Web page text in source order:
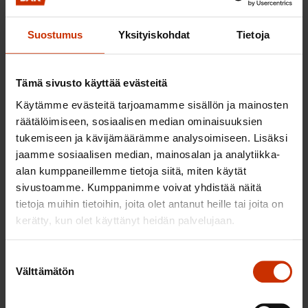
Suostumus Yksityiskohdat Tietoja
Tämä sivusto käyttää evästeitä
Käytämme evästeitä tarjoamamme sisällön ja mainosten
räätälöimiseen, sosiaalisen median ominaisuuksien
tukemiseen ja kävijämäärämme analysoimiseen. Lisäksi
jaamme sosiaalisen median, mainosalan ja analytiikka-
alan kumppaneillemme tietoja siitä, miten käytät
sivustoamme. Kumppanimme voivat yhdistää näitä
tietoja muihin tietoihin, joita olet antanut heille tai joita on
kerätty, kun olet käyttänyt heidän palvelujaan.
valinta
Välttämätön
miljoonaa euroa per yksi sentti litralta. Esimerkiksi
kymmenen sentin polttoaineen hinnan korotuksen
400 miljoonaa euroa.
Liikenteen ohjaustoimien kustannuksia tulisi peilata
niihin kustannuksiin, jotka realisoituvat, jos emme
saavuta asetettuja päästötavoitteita. Todellisena
kummajaisena voidaan pitää jakeluvelvoitteen
täyttämättä jättämiseen liittyvän seuraamusmaksun
tason porrastamista. Käytännössä kirjaus tarkoittaa,
Toimet hiilinielujen vahvistamiseksi jäävät